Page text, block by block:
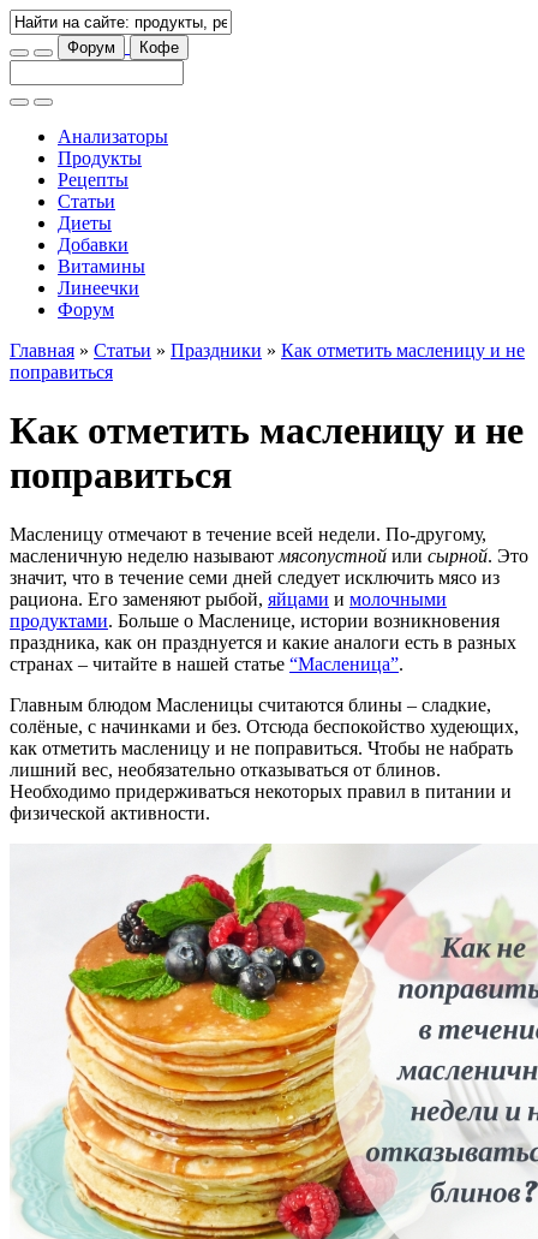
Форум Кофе
Анализаторы
Продукты
Рецепты
Статьи
Диеты
Добавки
Витамины
Линеечки
Форум
Главная » Статьи » Праздники » Как отметить масленицу и не
поправиться
Как отметить масленицу и не
поправиться
Масленицу отмечают в течение всей недели. По-другому,
масленичную неделю называют мясопустной или сырной. Это
значит, что в течение семи дней следует исключить мясо из
рациона. Его заменяют рыбой, яйцами и молочными
продуктами. Больше о Масленице, истории возникновения
праздника, как он празднуется и какие аналоги есть в разных
странах – читайте в нашей статье “Масленица”.
Главным блюдом Масленицы считаются блины – сладкие,
солёные, с начинками и без. Отсюда беспокойство худеющих,
как отметить масленицу и не поправиться. Чтобы не набрать
лишний вес, необязательно отказываться от блинов.
Необходимо придерживаться некоторых правил в питании и
физической активности.